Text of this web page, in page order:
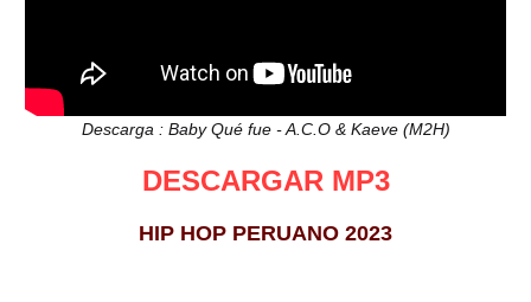
Descarga : Baby Qué fue - A.C.O & Kaeve (M2H)
DESCARGAR MP3
HIP HOP PERUANO 2023